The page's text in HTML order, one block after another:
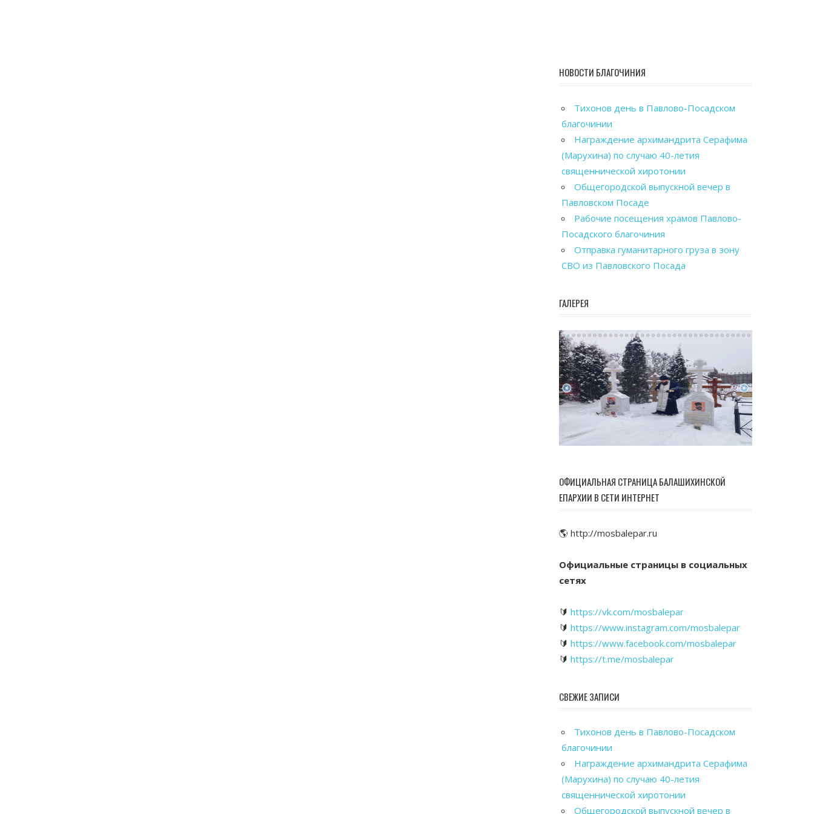
НОВОСТИ БЛАГОЧИНИЯ
Тихонов день в Павлово-Посадском
благочинии
Награждение архимандрита Серафима
(Марухина) по случаю 40-летия
священнической хиротонии
Общегородской выпускной вечер в
Павловском Посаде
Рабочие посещения храмов Павлово-
Посадского благочиния
Отправка гуманитарного груза в зону
СВО из Павловского Посада
ГАЛЕРЕЯ
ОФИЦИАЛЬНАЯ СТРАНИЦА БАЛАШИХИНСКОЙ
ЕПАРХИИ В СЕТИ ИНТЕРНЕТ
🌎 http://mosbalepar.ru
Официальные страницы в социальных
сетях
🔰 https://vk.com/mosbalepar
🔰 https://www.instagram.com/mosbalepar
🔰 https://www.facebook.com/mosbalepar
🔰 https://t.me/mosbalepar
СВЕЖИЕ ЗАПИСИ
Тихонов день в Павлово-Посадском
благочинии
Награждение архимандрита Серафима
(Марухина) по случаю 40-летия
священнической хиротонии
Общегородской выпускной вечер в